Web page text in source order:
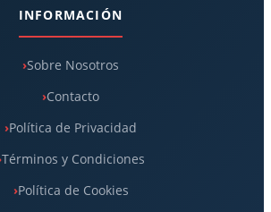
INFORMACIÓN
Sobre Nosotros
Contacto
Política de Privacidad
Términos y Condiciones
Política de Cookies